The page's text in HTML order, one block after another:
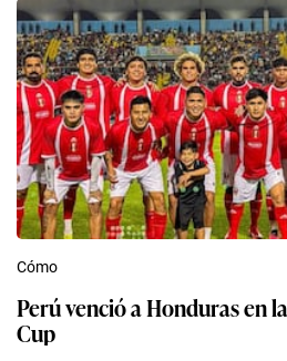
Cómo
Perú venció a Honduras en
Cup